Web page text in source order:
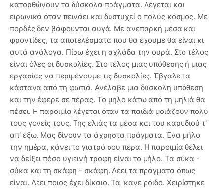
κατορθώνουν τα δύσκολα πράγματα. Λέγεται και
ειρωνικά όταν πεινάει και δυστυχεί ο πολύς κόσμος. Με
πορδές δεν βάφουνται αυγά. Με ανεπαρκή μέσα και
φροντίδες, τα αποτελέσματα που θα έχουμε θα είναι κι
αυτά ανάλογα. Πίσω έχει η αχλάδα την ουρά. Στο τέλος
είναι όλες οι δυσκολίες. Στο τέλος μιας υπόθεσης ή μιας
εργασίας να περιμένουμε τις δυσκολίες. Έβγαλε τα
κάστανα από τη φωτιά. Ανέλαβε μια δύσκολη υπόθεση
και την έφερε σε πέρας. Το μηλο κάτω από τη μηλιά θα
πέσει. Η παροιμία λέγεται όταν τα παιδιά μοιάζουν πολύ
τους γονείς τους. Της ελιάς τα μέσα και του καρυδιού τ'
απ' έξω. Μας δίνουν τα άχρηστα πράγματα. Ένα μήλο
την ημέρα, κάνει το γιατρό σου πέρα. Η παροιμία θέλει
να δείξει πόσο υγιεινή τροφή είναι το μήλο. Τα σύκα -
σύκα και τη σκάφη - σκάφη. Λέει τα πράγματα όπως
είναι. Λέει ποιος έχει δίκαιο. Τα 'κανε ρόιδο. Χειρίστηκε